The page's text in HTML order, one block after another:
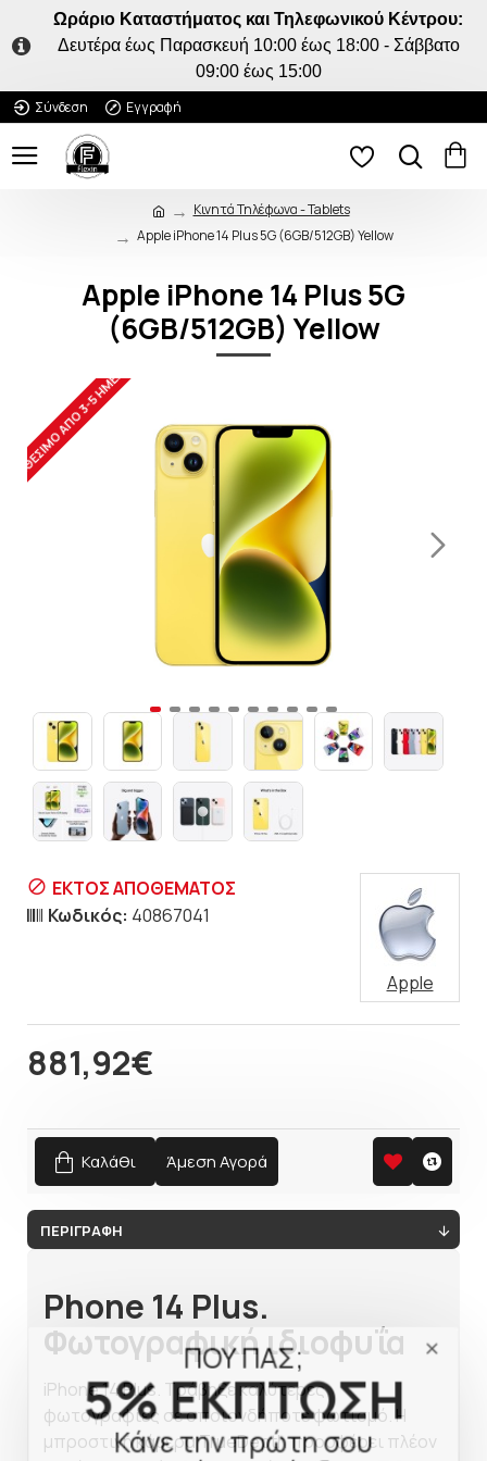
ΠΟΥ ΠΑΣ;
5% ΕΚΠΤΩΣΗ
Κάνε την πρώτη σου
Ωράριο Καταστήματος και Τηλεφωνικού Κέντρου:
Δευτέρα έως Παρασκευή 10:00 έως 18:00 - Σάββατο
09:00 έως 15:00
Σύνδεση
Εγγραφή
Κινητά Τηλέφωνα - Tablets
Apple iPhone 14 Plus 5G (6GB/512GB) Yellow
Apple iPhone 14 Plus 5G
(6GB/512GB) Yellow
ΔΙΑΘΈΣΙΜO ΑΠΌ 3-5 ΗΜΈΡΕΣ
881,92€
ΕΚΤΟΣ ΑΠΟΘΕΜΑΤΟΣ
Κωδικός: 40867041
Apple
Καλάθι Άμεση Αγορά
ΠΕΡΙΓΡΑΦΉ
Phone 14 Plus.
Φωτογραφική ιδιοφυΐα
iPhone 14 Plus. Τράβηξε καλύτερες
φωτογραφίες σε οποιονδήποτε φωτισμό. Η
μπροστινή κάμερα TrueDepth προσφέρει πλέον